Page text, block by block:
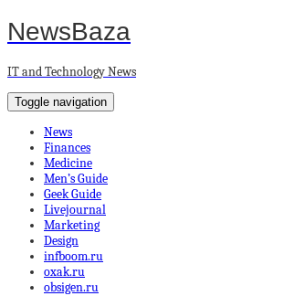
NewsBaza
IT and Technology News
Toggle navigation
News
Finances
Medicine
Men’s Guide
Geek Guide
Livejournal
Marketing
Design
infboom.ru
oxak.ru
obsigen.ru